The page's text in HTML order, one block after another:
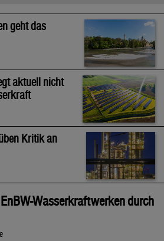
geht das
aktuell nicht
Kritik an
Wasserkraftwerken durch